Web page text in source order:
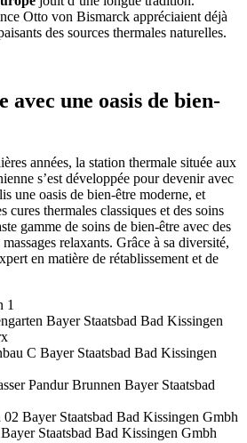
Otto von Bismarck appréciaient déjà
des sources thermales naturelles.
avec une oasis de bien-
années, la station thermale située aux
s’est développée pour devenir avec
une oasis de bien-être moderne, et
cures thermales classiques et des soins
gamme de soins de bien-être avec des
relaxants. Grâce à sa diversité,
en matière de rétablissement et de